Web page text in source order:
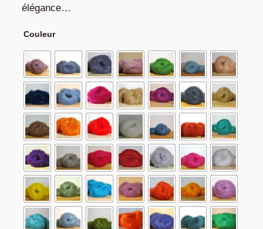
élégance…
Couleur